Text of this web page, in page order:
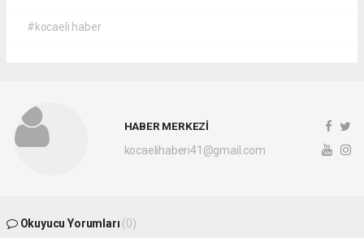
#kocaeli haber
HABER MERKEZİ
kocaelihaberi41@gmail.com
Okuyucu Yorumları (0)